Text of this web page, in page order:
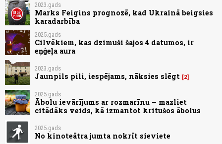
2023.gads
Marks Feigins prognozē, kad Ukrainā beigsies
karadarbība
2025.gads
Cilvēkiem, kas dzimuši šajos 4 datumos, ir
eņģeļa aura
2023.gads
Jaunpils pili, iespējams, nāksies slēgt 2
2025.gads
Ābolu ievārījums ar rozmarīnu – mazliet
citādāks veids, kā izmantot kritušos ābolus
2025.gads
No kinoteātra jumta nokrīt sieviete